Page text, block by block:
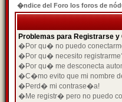
�ndice del Foro los foros de
Problemas para Registrarse
�Por qu� no puedo
�Por qu� necesito
�Por qu� me desconecta
�C�mo evito que mi nombre
�Perd� mi contrase�a!
�Me registr� pero no puedo